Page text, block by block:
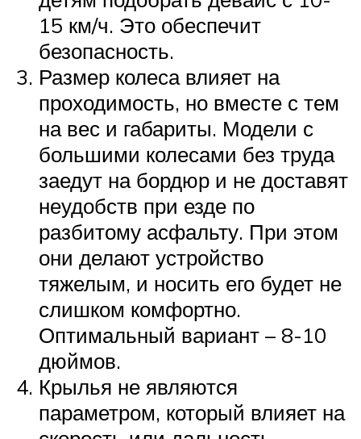
15 км/ч. Это обеспечит
безопасность.
Размер колеса влияет на
проходимость, но вместе с тем
на вес и габариты. Модели с
большими колесами без труда
заедут на бордюр и не доставят
неудобств при езде по
разбитому асфальту. При этом
они делают устройство
тяжелым, и носить его будет не
слишком комфортно.
Оптимальный вариант – 8-10
дюймов.
Крылья не являются
параметром, который влияет на